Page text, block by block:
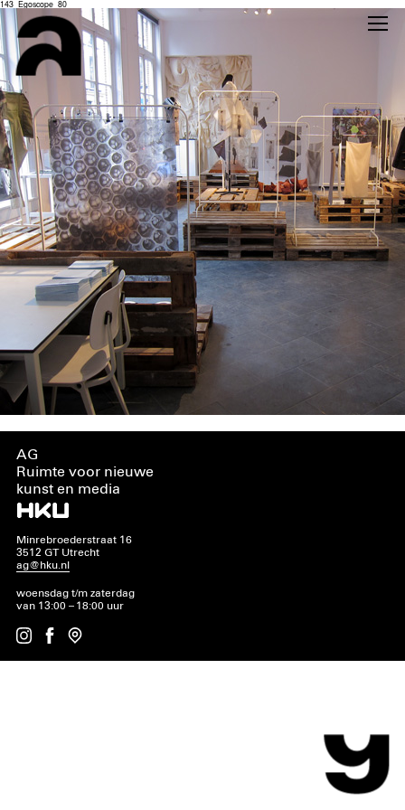
143_Egoscope_80
AG
Ruimte voor nieuwe
kunst en media
Minrebroederstraat 16
3512 GT Utrecht
ag@hku.nl
woensdag t/m zaterdag
van 13:00 – 18:00 uur